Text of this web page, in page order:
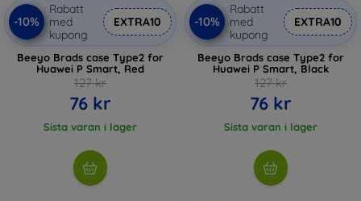
-10%
Rabatt
med
kupong
EXTRA10
Beeyo Brads case Type2 for
Huawei P Smart, Red
127 kr
76 kr
Sista varan i lager
-10%
Rabatt
med
kupong
EXTRA10
Beeyo Brads case Type2 for
Huawei P Smart, Black
127 kr
76 kr
Sista varan i lager